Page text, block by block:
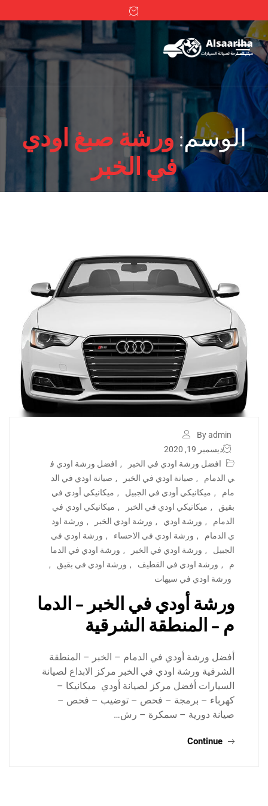
الوسم:ورشة صبغ اودي
في الخبر
By admin
ديسمبر 19, 2020
افضل ورشة اودي في الخبر
, افضل ورشة اودي ف
ي الدمام
, صيانة اودي في الخبر , صيانة اودي في الد
مام
, ميكانيكي أودي في الجبيل , ميكانيكي أودي في
بقيق
, ميكانيكي اودي في الخبر , ميكانيكي اودي في
الدمام
, ورشة اودي , ورشة اودي الخبر , ورشة اود
ي الدمام
, ورشة اودي في الاحساء , ورشة اودي في
الجبيل
, ورشة اودي في الخبر , ورشة اودي في الدما
م
, ورشة اودي في القطيف , ورشة اودي في بقيق
,
ورشة اودي في سيهات
ورشة أودي في الخبر – الدما
م – المنطقة الشرقية
أفضل ورشة أودي في الدمام – الخبر – المنطقة
الشرقية ورشة اودي في الخبر مركز الابداع لصيانة
السيارات أفضل مركز لصيانة أودي ميكانيكا –
كهرباء – برمجة – فحص – توضيب – فحص –
صيانة دورية – سمكرة – رش…
Continue